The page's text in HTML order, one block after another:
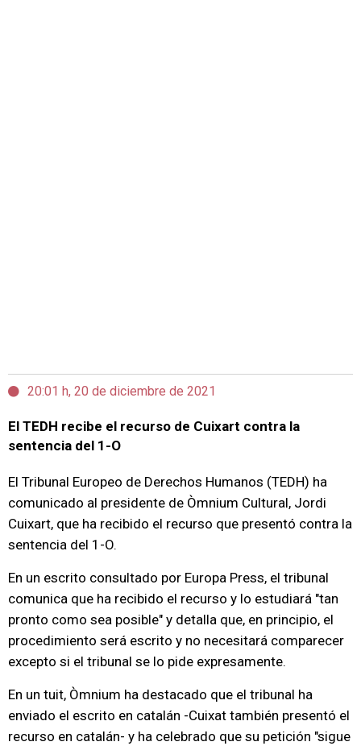
20:01 h, 20 de diciembre de 2021
El TEDH recibe el recurso de Cuixart contra la
sentencia del 1-O
El Tribunal Europeo de Derechos Humanos (TEDH) ha
comunicado al presidente de Òmnium Cultural, Jordi
Cuixart, que ha recibido el recurso que presentó contra la
sentencia del 1-O.
En un escrito consultado por Europa Press, el tribunal
comunica que ha recibido el recurso y lo estudiará "tan
pronto como sea posible" y detalla que, en principio, el
procedimiento será escrito y no necesitará comparecer
excepto si el tribunal se lo pide expresamente.
En un tuit, Òmnium ha destacado que el tribunal ha
enviado el escrito en catalán -Cuixat también presentó el
recurso en catalán- y ha celebrado que su petición "sigue